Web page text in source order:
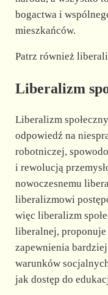
bogactwa i
mieszkańców.
Patrz również
Liberalizm
Liberalizm
odpowiedź na
robotniczej,
i rewolucją
nowoczesnemu
liberalizmowi
więc liberalizm
liberalnej, proponuje
zapewnienia
warunków
jak dostęp do